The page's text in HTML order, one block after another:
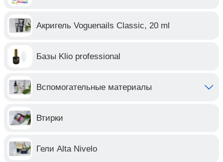
Акригель Voguenails Classic, 20 ml
Базы Klio professional
Вспомогательные материалы
Втирки
Гели Alta Nivelo